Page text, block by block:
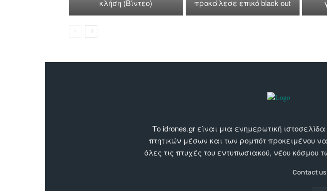
κλήση (Βίντεο)
προκάλεσε επικό black out
Το idrones.gr είναι μια ενημερωτική
πτητικών μέσων και των ρομπότ προκειμένου
όλες τις πτυχές του εντυπωσιακού, νέου κόσμου
Contact us: